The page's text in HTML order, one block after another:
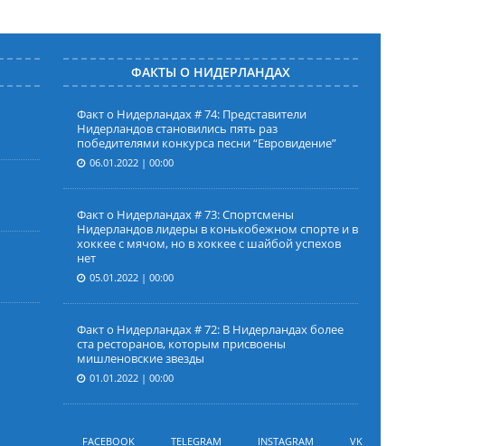
ФАКТЫ О НИДЕРЛАНДАХ
Факт о Нидерландах # 74: Представители
Нидерландов становились пять раз
победителями конкурса песни “Евровидение”
06.01.2022 | 00:00
Факт о Нидерландах # 73: Спортсмены
Нидерландов лидеры в конькобежном спорте и в
хоккее с мячом, но в хоккее с шайбой успехов
нет
05.01.2022 | 00:00
Факт о Нидерландах # 72: В Нидерландах более
ста ресторанов, которым присвоены
мишленовские звезды
01.01.2022 | 00:00
FACEBOOK TELEGRAM INSTAGRAM VK